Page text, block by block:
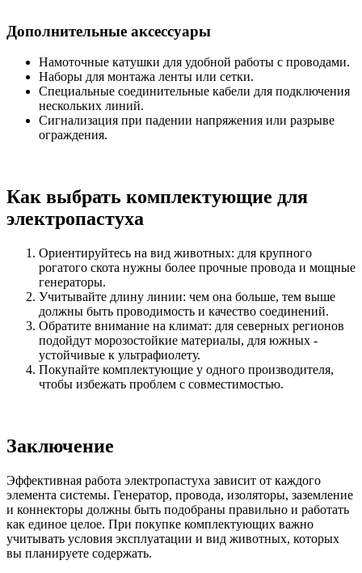
Дополнительные аксессуары
Намоточные катушки для удобной работы с проводами.
Наборы для монтажа ленты или сетки.
Специальные соединительные кабели для подключения
нескольких линий.
Сигнализация при падении напряжения или разрыве
ограждения.
Как выбрать комплектующие для
электропастуха
Ориентируйтесь на вид животных: для крупного
рогатого скота нужны более прочные провода и мощные
генераторы.
Учитывайте длину линии: чем она больше, тем выше
должны быть проводимость и качество соединений.
Обратите внимание на климат: для северных регионов
подойдут морозостойкие материалы, для южных -
устойчивые к ультрафиолету.
Покупайте комплектующие у одного производителя,
чтобы избежать проблем с совместимостью.
Заключение
Эффективная работа электропастуха зависит от каждого
элемента системы. Генератор, провода, изоляторы, заземление
и коннекторы должны быть подобраны правильно и работать
как единое целое. При покупке комплектующих важно
учитывать условия эксплуатации и вид животных, которых
вы планируете содержать.